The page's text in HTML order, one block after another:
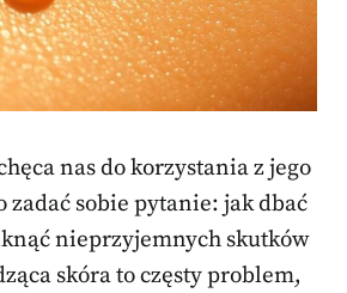
nas do korzystania z jego
sobie pytanie: jak dbać
nieprzyjemnych skutków
skóra to częsty problem,